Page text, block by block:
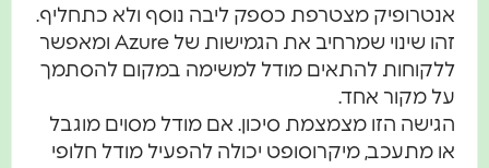
אנטרופיק מצטרפת כספק ליבה נוסף ולא כתחליף.
זהו שינוי שמרחיב את הגמישות של Azure ומאפשר
ללקוחות להתאים מודל למשימה במקום להסתמך
על מקור אחד.
הגישה הזו מצמצמת סיכון. אם מודל מסוים מוגבל
או מתעכב, מיקרוסופט יכולה להפעיל מודל חלופי